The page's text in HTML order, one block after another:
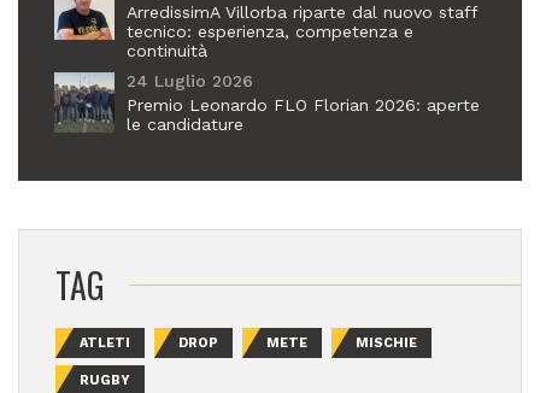
ArredissimA Villorba riparte dal nuovo staff
tecnico: esperienza, competenza e
continuità
24 Luglio 2026
Premio Leonardo FLO Florian 2026: aperte
le candidature
TAG
ATLETI DROP METE MISCHIE
RUGBY